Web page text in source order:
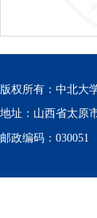
版权所有：中北大
地址：山西省太原
邮政编码：030051